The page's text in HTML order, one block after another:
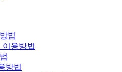
법
이용방법
방법